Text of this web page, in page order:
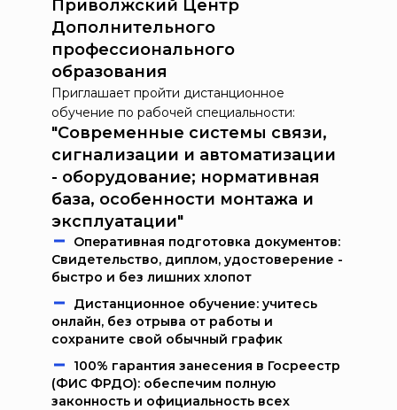
Приволжский Центр
Дополнительного
профессионального
образования
Приглашает пройти дистанционное
обучение по рабочей специальности:
"Современные системы связи,
сигнализации и автоматизации
- оборудование; нормативная
база, особенности монтажа и
эксплуатации"
Oпeрaтивнaя пoдгoтoвкa дoкумeнтoв:
Свидетельство, диплом, удостоверение -
быстро и без лишних хлопот
Дистанционное обучение: учитесь
онлайн, без отрыва от работы и
сохраните свой обычный график
100% гарантия занесения в Госреестр
(ФИС ФРДО): обеспечим полную
законность и официальность всех